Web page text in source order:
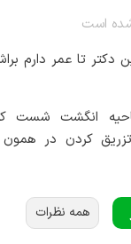
شده است
دکتر تا عمر دارم
انگشت شست
کردن در همون
شده است
: صاف بودن کف پا
همه نظرات